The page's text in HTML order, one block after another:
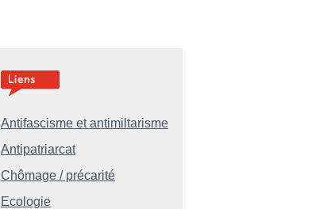
Antifascisme et antimiltarisme
Antipatriarcat
Chômage / précarité
Ecologie